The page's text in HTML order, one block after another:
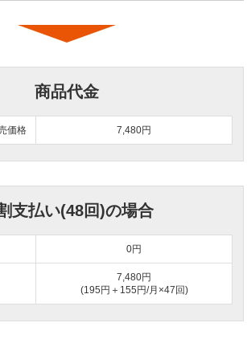
商品代金
価格 7,480円
支払い(48回)の場合
0円
7,480円
(195円＋155円/月×47回)